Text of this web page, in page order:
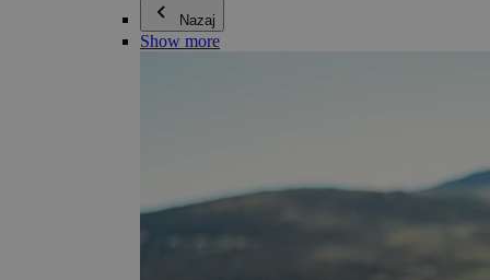
Nazaj
Show more